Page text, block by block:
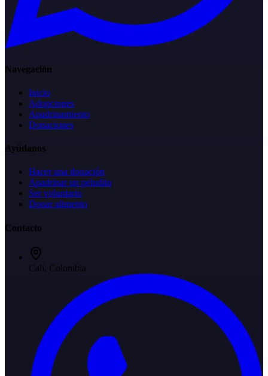
Navegación
Inicio
Adopciones
Apadrinamiento
Donaciones
Ayúdanos
Hacer una donación
Apadrinar un peludito
Ser voluntario
Donar alimento
Contacto
Cali, Colombia